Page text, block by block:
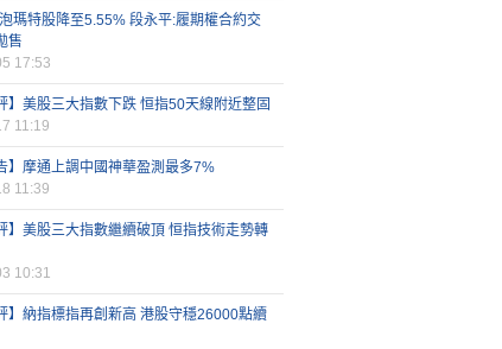
瑪特股降至5.55% 段永平:履期權合約交
售
17:53
】美股三大指數下跌 恒指50天線附近整固
11:19
】摩通上調中國神華盈測最多7%
11:39
】美股三大指數繼續破頂 恒指技術走勢轉
10:31
】納指標指再創新高 港股守穩26000點續